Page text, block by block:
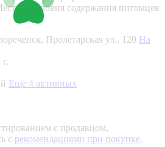
и условия содержания питомцев
Пролетарская ул., 120 На
Еще 4 активных
с продавцом,
с рекомендациями при покупке.